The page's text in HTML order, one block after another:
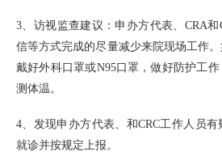
3、访视监查建议：申办方代表、CRA
信等方式完成的尽量减少来院现场工作
戴好外科口罩或N95口罩，做好防护工
测体温。
4、发现申办方代表、和CRC工作人员
就诊并按规定上报。